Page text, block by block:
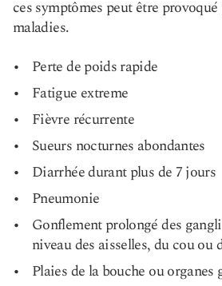
ces symptômes peut être
maladies.
Perte de poids rapide
Fatigue extreme
Fièvre récurrente
Sueurs nocturnes abondantes
Diarrhée durant plus de 7 jours
Pneumonie
Gonflement prolongé des
niveau des aisselles, du cou ou
Plaies de la bouche ou organes